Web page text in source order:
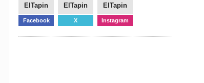
ElTapin
Facebook
ElTapin
X
ElTapin
Instagram